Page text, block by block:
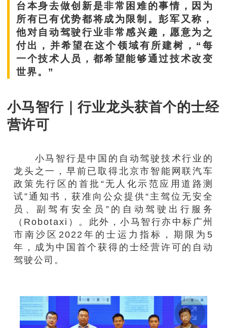
台本身去做创新是非常困难的事情，因为
所有已有优势都将成为限制。彭军又称，
他对自动驾驶行业非常感兴趣，愿意为之
付出，并希望在这个领域有所建树，“每
一个技术人员，都希望能够通过技术改变
世界。”
小马智行｜行业龙头获首个的士经
营许可
小马智行是中国的自动驾驶技术行业的
龙头之一，早前已取得北京市智能网联汽车
政策先行区的首批“无人化示范应用道路测
试”通知书，获准向公众提供“主驾位无安全
员、副驾有安全员”的自动驾驶出行服务
（Robotaxi）。此外，小马智行亦中标广州
市南沙区2022年的士运力指标，期限为5
年，成为中国首个获得的士经营许可的自动
驾驶公司。